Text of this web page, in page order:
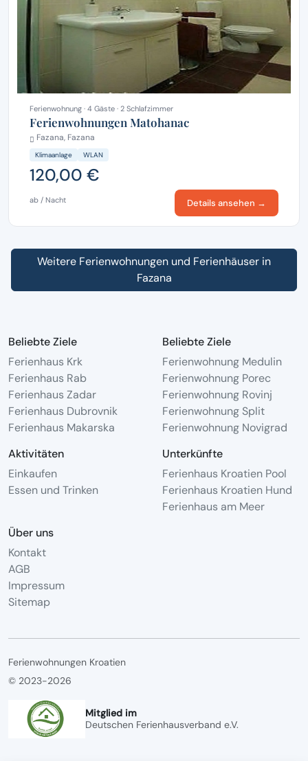
Ferienwohnung · 4 Gäste · 2 Schlafzimmer
Ferienwohnungen Matohanac
Fazana, Fazana
Klimaanlage WLAN
120,00 €
ab / Nacht Details ansehen →
Weitere Ferienwohnungen und Ferienhäuser in
Fazana
Beliebte Ziele
Ferienhaus Krk
Ferienhaus Rab
Ferienhaus Zadar
Ferienhaus Dubrovnik
Ferienhaus Makarska
Beliebte Ziele
Ferienwohnung Medulin
Ferienwohnung Porec
Ferienwohnung Rovinj
Ferienwohnung Split
Ferienwohnung Novigrad
Aktivitäten
Einkaufen
Essen und Trinken
Unterkünfte
Ferienhaus Kroatien Pool
Ferienhaus Kroatien Hund
Ferienhaus am Meer
Über uns
Kontakt
AGB
Impressum
Sitemap
Ferienwohnungen Kroatien
© 2023-2026
Mitglied im
Deutschen Ferienhausverband e.V.